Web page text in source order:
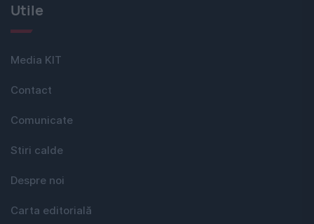
Utile
Media KIT
Contact
Comunicate
Stiri calde
Despre noi
Carta editorială